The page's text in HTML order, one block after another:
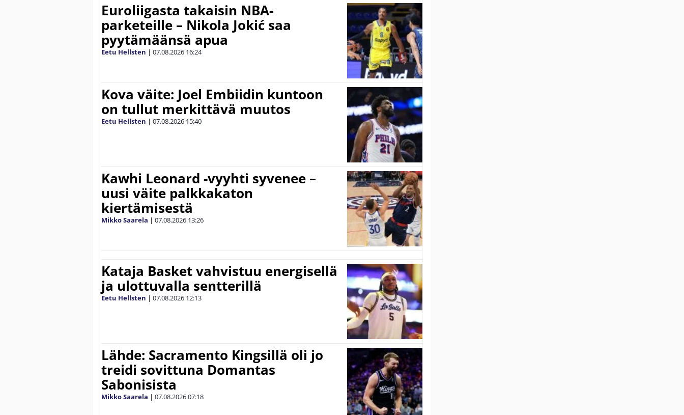
Euroliigasta takaisin NBA-
parketeille – Nikola Jokić saa
pyytämäänsä apua
Eetu Hellsten | 07.08.2026 16:24
Kova väite: Joel Embiidin kuntoon
on tullut merkittävä muutos
Eetu Hellsten | 07.08.2026 15:40
Kawhi Leonard -vyyhti syvenee –
uusi väite palkkakaton
kiertämisestä
Mikko Saarela | 07.08.2026 13:26
Kataja Basket vahvistuu energisellä
ja ulottuvalla sentterillä
Eetu Hellsten | 07.08.2026 12:13
Lähde: Sacramento Kingsillä oli jo
treidi sovittuna Domantas
Sabonisista
Mikko Saarela | 07.08.202607:18